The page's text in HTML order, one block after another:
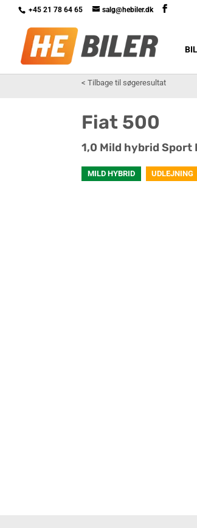
+45 21 78 64 65 salg@hebiler.dk
<Tilbage til søgeresultat
Fiat 500
1,0 Mild hybrid Sport
MILD HYBRID UDLEJNING